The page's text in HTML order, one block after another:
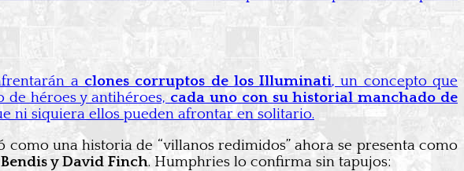
a clones corruptos de los Illuminati, un concepto que
héroes y antihéroes, cada uno con su historial manchado de
ni siquiera ellos pueden afrontar en solitario.
como una historia de “villanos redimidos” ahora se presenta como
y David Finch. Humphries lo confirma sin tapujos: